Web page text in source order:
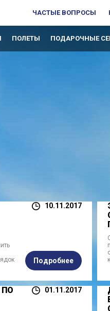
ЧАСТЫЕ ВОПРОСЫ
ПОЛЕТЫ ПОДАРОЧНЫЕ
10.11.2017
Подробнее
ПО
01.11.2017